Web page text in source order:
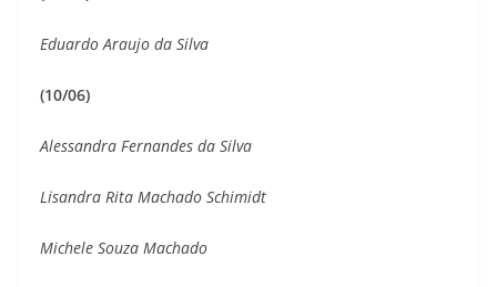
Eduardo Araujo da Silva
(10/06)
Alessandra Fernandes da Silva
Lisandra Rita Machado Schimidt
Michele Souza Machado